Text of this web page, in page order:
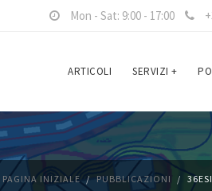
Mon - Sat: 9:00 - 17:00
ARTICOLI SERVIZI +
PAGINA INIZIALE PUBBLICAZIONI